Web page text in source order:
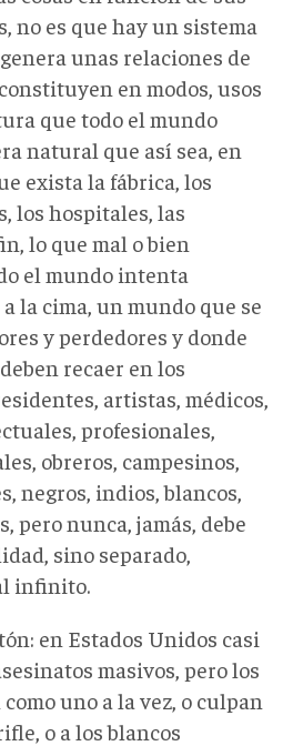
no es que hay un sistema
unas relaciones de
en modos, usos
que todo el mundo
natural que así sea, en
exista la fábrica, los
los hospitales, las
lo que mal o bien
el mundo intenta
la cima, un mundo que se
y perdedores y donde
recaer en los
artistas, médicos,
profesionales,
obreros, campesinos,
negros, indios, blancos,
pero nunca, jamás, debe
sino separado,
infinito.
en Estados Unidos casi
masivos, pero los
uno a la vez, o culpan
o a los blancos